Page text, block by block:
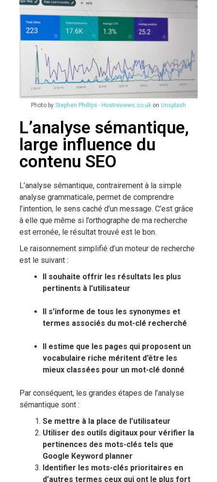
Photo by Stephen Phillips - Hostreviews.co.uk on Unsplash
L’analyse sémantique,
large influence du
contenu SEO
L’analyse sémantique, contrairement à la simple
analyse grammaticale, permet de comprendre
l’intention, le sens caché d’un message. C’est grâce
à elle que même si l’orthographe de ma recherche
est erronée, le résultat trouvé est le bon.
Le raisonnement simplifié d’un moteur de recherche
est le suivant :
Il souhaite offrir les résultats les plus
pertinents à l’utilisateur
Il s’informe de tous les synonymes et
termes associés du mot-clé recherché
Il estime que les pages qui proposent un
vocabulaire riche méritent d’être les
mieux classées pour un mot-clé donné
Par conséquent, les grandes étapes de l’analyse
sémantique sont :
Se mettre à la place de l’utilisateur
Utiliser des outils digitaux pour vérifier la
pertinences des mots-clés tels que
Google Keyword planner
Identifier les mots-clés prioritaires en
d’autres termes ceux qui ont le plus fort